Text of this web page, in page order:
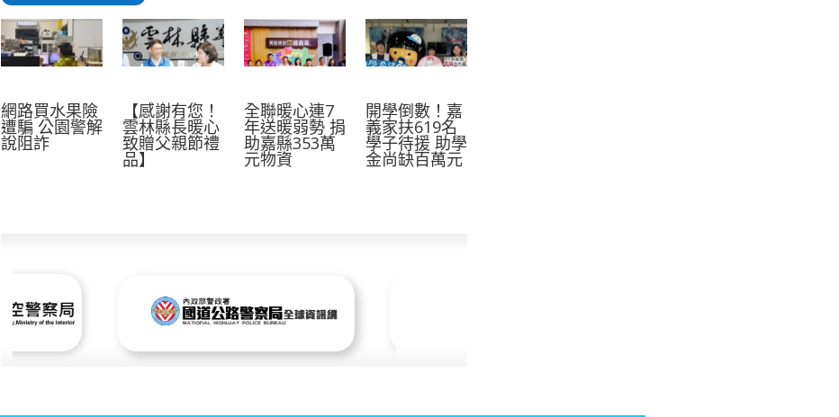
網路買水果險
遭騙 公園警解
說阻詐
【感謝有您！
雲林縣長暖心
致贈父親節禮
品】
全聯暖心連7
年送暖弱勢 捐
助嘉縣353萬
元物資
開學倒數！嘉
義家扶619名
學子待援 助學
金尚缺百萬元